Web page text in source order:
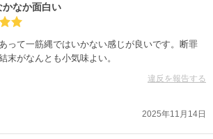
かなか面白い
って一筋縄ではいかない感じが良いです。断罪
末がなんとも小気味よい。
違反を報告する
2025年11月14日